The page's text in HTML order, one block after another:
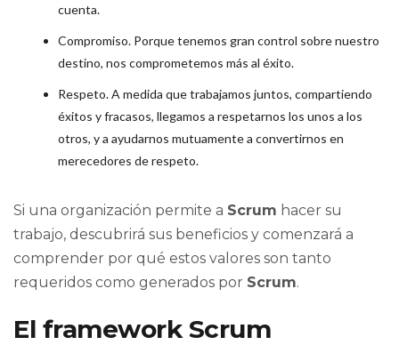
cuenta.
Compromiso. Porque tenemos gran control sobre nuestro
destino, nos comprometemos más al éxito.
Respeto. A medida que trabajamos juntos, compartiendo
éxitos y fracasos, llegamos a respetarnos los unos a los
otros, y a ayudarnos mutuamente a convertirnos en
merecedores de respeto.
Si una organización permite a Scrum hacer su
trabajo, descubrirá sus beneficios y comenzará a
comprender por qué estos valores son tanto
requeridos como generados por Scrum.
El framework Scrum